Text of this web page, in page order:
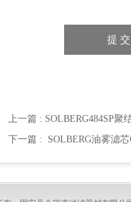
上一篇 : SOLBERG484SP聚
下一篇 : SOLBERG油雾滤